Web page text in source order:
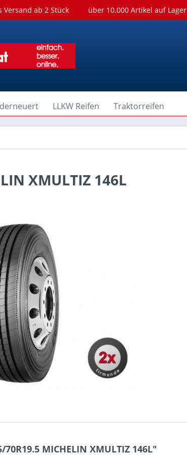
Versand ab 2 Stück über 10.000 Artikel auf Lager
LLKW Reifen Traktorreifen
XMULTIZ 146L
MICHELIN XMULTIZ 146L"